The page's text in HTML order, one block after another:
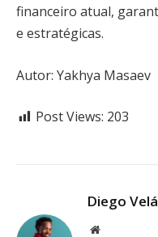
financeiro atual,
e estratégicas.
Autor: Yakhya Masaev
Post Views: 203
Diego
Website